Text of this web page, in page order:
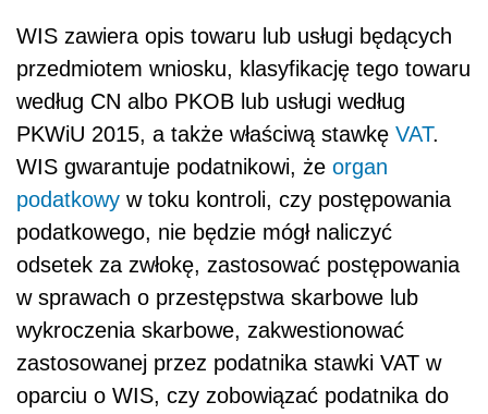
WIS zawiera opis towaru lub usługi będących
przedmiotem wniosku, klasyfikację tego towaru
według CN albo PKOB lub usługi według
PKWiU 2015, a także właściwą stawkę VAT.
WIS gwarantuje podatnikowi, że organ
podatkowy w toku kontroli, czy postępowania
podatkowego, nie będzie mógł naliczyć
odsetek za zwłokę, zastosować postępowania
w sprawach o przestępstwa skarbowe lub
wykroczenia skarbowe, zakwestionować
zastosowanej przez podatnika stawki VAT w
oparciu o WIS, czy zobowiązać podatnika do